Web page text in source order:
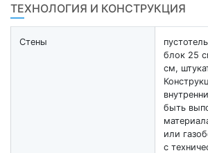
ТЕХНОЛОГИЯ И КОНСТРУКЦИЯ
Стены
блок 25
см,
быть
или
с